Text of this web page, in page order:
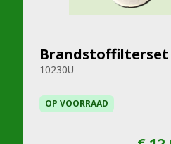
Brandstoffilterset
10230U
OP VOORRAAD